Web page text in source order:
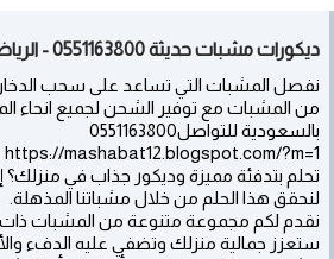
ديكورات مشبات حديثة 0551163800 - الرياض
نفصل المشبات التي تساعد على سحب الدخان
من المشبات مع توفير الشحن لجميع انحاء
بالسعودية للتواصل0551163800
https://mashabat12.blogspot.com/?m=1
تحلم بتدفئة مميزة وديكور جذاب في منزلك؟
لنحقق هذا الحلم من خلال مشباتنا المذهلة.
نقدم لكم مجموعة متنوعة من المشبات ذات
ستعزز جمالية منزلك وتضفي عليه الدفء